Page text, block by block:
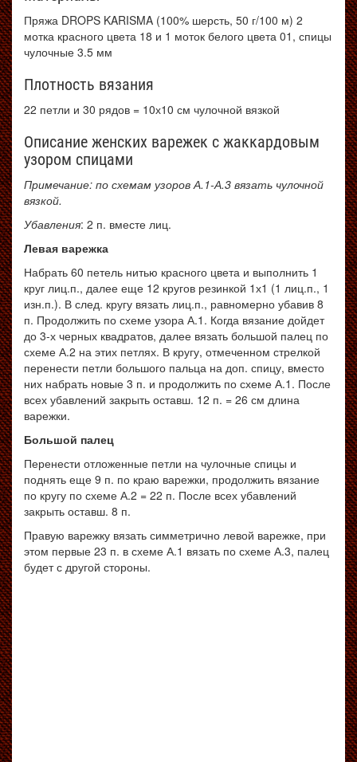
Пряжа DROPS KARISMA (100% шерсть, 50 г/100 м) 2
мотка красного цвета 18 и 1 моток белого цвета 01, спицы
чулочные 3.5 мм
Плотность вязания
22 петли и 30 рядов = 10х10 см чулочной вязкой
Описание женских варежек с жаккардовым
узором спицами
Примечание: по схемам узоров А.1-А.3 вязать чулочной
вязкой.
Убавления: 2 п. вместе лиц.
Левая варежка
Набрать 60 петель нитью красного цвета и выполнить 1
круг лиц.п., далее еще 12 кругов резинкой 1х1 (1 лиц.п., 1
изн.п.). В след. кругу вязать лиц.п., равномерно убавив 8
п. Продолжить по схеме узора А.1. Когда вязание дойдет
до 3-х черных квадратов, далее вязать большой палец по
схеме А.2 на этих петлях. В кругу, отмеченном стрелкой
перенести петли большого пальца на доп. спицу, вместо
них набрать новые 3 п. и продолжить по схеме А.1. После
всех убавлений закрыть оставш. 12 п. = 26 см длина
варежки.
Большой палец
Перенести отложенные петли на чулочные спицы и
поднять еще 9 п. по краю варежки, продолжить вязание
по кругу по схеме А.2 = 22 п. После всех убавлений
закрыть оставш. 8 п.
Правую варежку вязать симметрично левой варежке, при
этом первые 23 п. в схеме А.1 вязать по схеме А.3, палец
будет с другой стороны.